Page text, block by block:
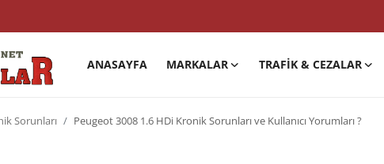
ANASAYFA MARKALAR TRAFIK & CEZALAR
Sorunları Peugeot 3008 1.6 HDi Kronik Sorunları ve Kullanıcı Yorumları ?